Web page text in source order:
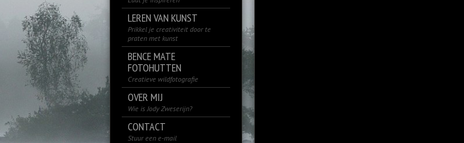
LEREN VAN KUNST
Prikkel je creativiteit door te
praten met kunst
BENCE MATE
FOTOHUTTEN
Creatieve wildfotografie
OVER MIJ
Wie is Jody Zweserijn?
CONTACT
Stuur een e-mail